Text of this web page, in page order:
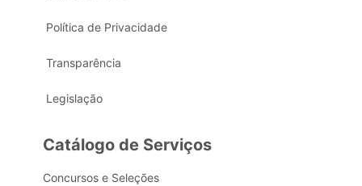
Política de Privacidade
Transparência
Legislação
Catálogo de Serviços
Concursos e Seleções